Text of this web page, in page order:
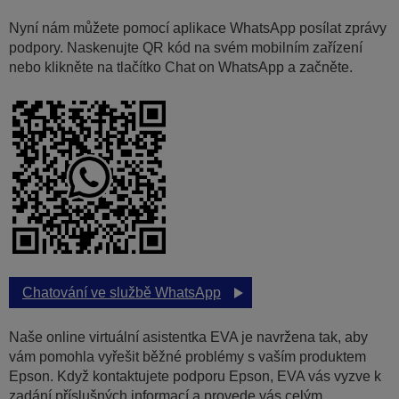
Nyní nám můžete pomocí aplikace WhatsApp posílat zprávy
podpory. Naskenujte QR kód na svém mobilním zařízení
nebo klikněte na tlačítko Chat on WhatsApp a začněte.
Chatování ve službě WhatsApp
Naše online virtuální asistentka EVA je navržena tak, aby
vám pomohla vyřešit běžné problémy s vaším produktem
Epson. Když kontaktujete podporu Epson, EVA vás vyzve k